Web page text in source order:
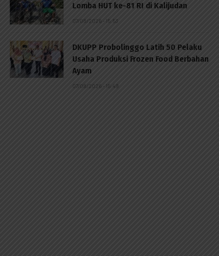
Lomba HUT ke-81 RI di Kalijudan
07/08/2026 - 15:53
DKUPP Probolinggo Latih 50 Pelaku
Usaha Produksi Frozen Food Berbahan
Ayam
07/08/2026 - 15:49